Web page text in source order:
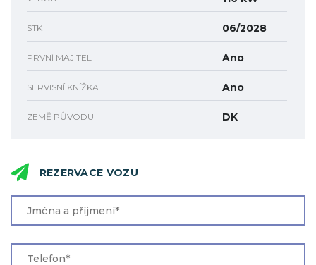
STK 06/2028
PRVNÍ MAJITEL Ano
SERVISNÍ KNÍŽKA Ano
ZEMĚ PŮVODU DK
REZERVACE VOZU